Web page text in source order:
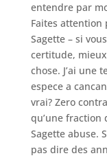
entendre par
Faites
Sagette – si
certitude,
chose. J’ai une
espece a
vrai? Zero
qu’une fraction
Sagette abuse.
pas dire des